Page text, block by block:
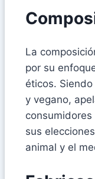
La
por su
éticos.
y vegano,
sus
animal y el